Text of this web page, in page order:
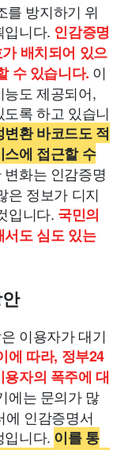
를 방지하기 위
입니다. 인감증명
배치되어 있으
수 있습니다. 이
도 제공되어,
록 하고 있습니
환 바코드도 적
에 접근할 수
변화는 인감증명
은 정보가 디지
입니다. 국민의
도 심도 있는
이용자가 대기
에 따라, 정부24
자의 폭주에 대
에는 문의가 많
에 인감증명서
입니다. 이를 통